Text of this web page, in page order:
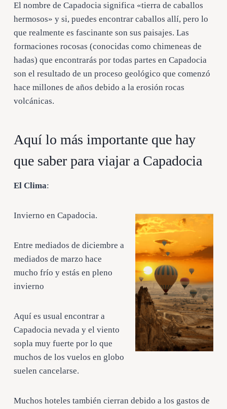
El nombre de Capadocia significa «tierra de caballos
hermosos» y si, puedes encontrar caballos allí, pero lo
que realmente es fascinante son sus paisajes. Las
formaciones rocosas (conocidas como chimeneas de
hadas) que encontrarás por todas partes en Capadocia
son el resultado de un proceso geológico que comenzó
hace millones de años debido a la erosión rocas
volcánicas.
Aquí lo más importante que hay
que saber para viajar a Capadocia
El Clima:
Invierno en Capadocia.
Entre mediados de diciembre a
mediados de marzo hace
mucho frío y estás en pleno
invierno
Aquí es usual encontrar a
Capadocia nevada y el viento
sopla muy fuerte por lo que
muchos de los vuelos en globo
suelen cancelarse.
Muchos hoteles también cierran debido a los gastos de